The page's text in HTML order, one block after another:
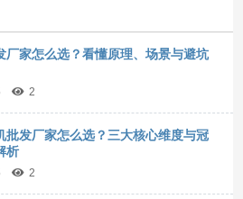
厂家怎么选？看懂原理、场景与避坑
2
批发厂家怎么选？三大核心维度与冠
析
2